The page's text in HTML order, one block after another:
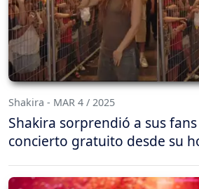
Shakira - MAR 4 / 2025
Shakira sorprendió a sus
concierto gratuito desde su